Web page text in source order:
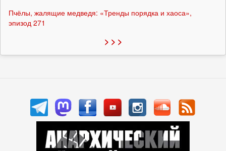
Пчёлы, жалящие медведя: «Тренды порядка и хаоса»,
эпизод 271
> > >